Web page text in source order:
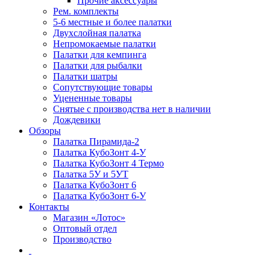
Рем. комплекты
5-6 местные и более палатки
Двухслойная палатка
Непромокаемые палатки
Палатки для кемпинга
Палатки для рыбалки
Палатки шатры
Сопутствующие товары
Уцененные товары
Снятые с производства нет в наличии
Дождевики
Обзоры
Палатка Пирамида-2
Палатка КубоЗонт 4-У
Палатка КубоЗонт 4 Термо
Палатка 5У и 5УТ
Палатка КубоЗонт 6
Палатка КубоЗонт 6-У
Контакты
Магазин «Лотос»
Оптовый отдел
Производство